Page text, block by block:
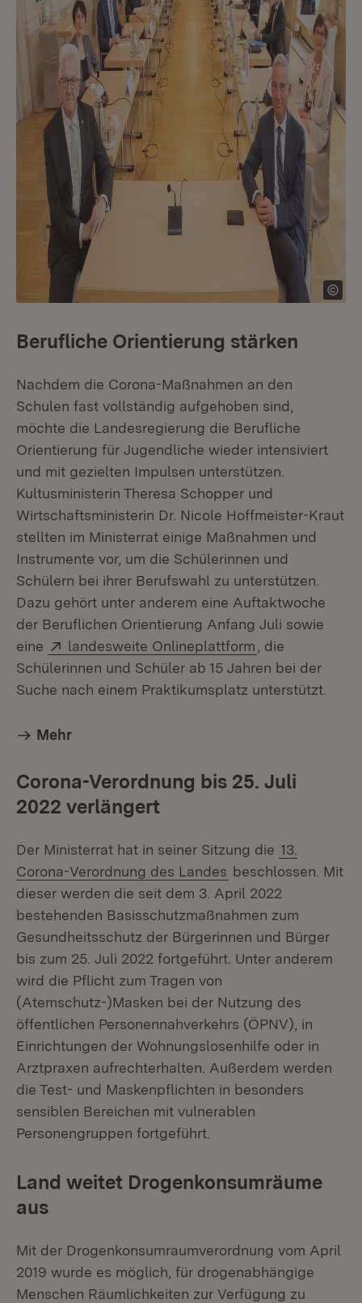
Berufliche Orientierung stärken
Nachdem die Corona-Maßnahmen an den
Schulen fast vollständig aufgehoben sind,
möchte die Landesregierung die Berufliche
Orientierung für Jugendliche wieder intensiviert
und mit gezielten Impulsen unterstützen.
Kultusministerin Theresa Schopper und
Wirtschaftsministerin Dr. Nicole Hoffmeister-Kraut
stellten im Ministerrat einige Maßnahmen und
Instrumente vor, um die Schülerinnen und
Schülern bei ihrer Berufswahl zu unterstützen.
Dazu gehört unter anderem eine Auftaktwoche
der Beruflichen Orientierung Anfang Juli sowie
eine
Extern:
landesweite Onlineplattform (Öffnet in
, die
Schülerinnen und Schüler ab 15 Jahren bei der
Suche nach einem Praktikumsplatz unterstützt.
Mehr
Corona-Verordnung bis 25. Juli
2022 verlängert
Der Ministerrat hat in seiner Sitzung die 13.
Corona-Verordnung des Landes beschlossen. Mit
dieser werden die seit dem 3. April 2022
bestehenden Basisschutzmaßnahmen zum
Gesundheitsschutz der Bürgerinnen und Bürger
bis zum 25. Juli 2022 fortgeführt. Unter anderem
wird die Pflicht zum Tragen von
(Atemschutz-)Masken bei der Nutzung des
öffentlichen Personennahverkehrs (ÖPNV), in
Einrichtungen der Wohnungslosenhilfe oder in
Arztpraxen aufrechterhalten. Außerdem werden
die Test- und Maskenpflichten in besonders
sensiblen Bereichen mit vulnerablen
Personengruppen fortgeführt.
Land weitet Drogenkonsumräume
aus
Mit der Drogenkonsumraumverordnung vom April
2019 wurde es möglich, für drogenabhängige
Menschen Räumlichkeiten zur Verfügung zu